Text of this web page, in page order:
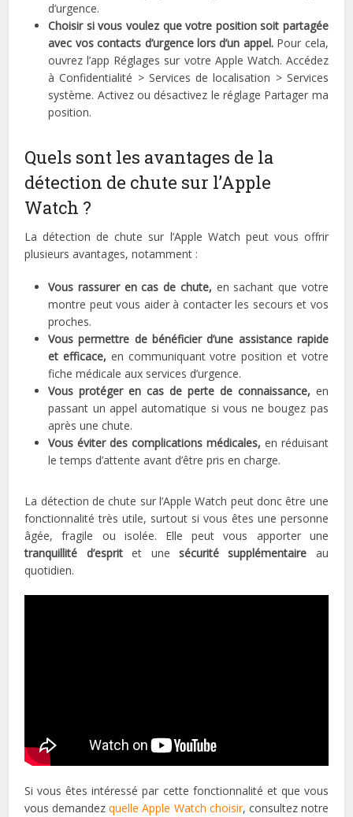
d’urgence.
Choisir si vous voulez que votre position soit partagée
avec vos contacts d’urgence lors d’un appel.Pour cela,
ouvrez l’app Réglages sur votre Apple Watch. Accédez
à Confidentialité > Services de localisation > Services
système. Activez ou désactivez le réglage Partager ma
position.
Quels sont les avantages de la
détection de chute sur l’Apple
Watch ?
La détection de chute sur l’Apple Watch peut vous offrir
plusieurs avantages, notamment :
Vous rassurer en cas de chute, en sachant que votre
montre peut vous aider à contacter les secours et vos
proches.
Vous permettre de bénéficier d’une assistance rapide
et efficace, en communiquant votre position et votre
fiche médicale aux services d’urgence.
Vous protéger en cas de perte de connaissance, en
passant un appel automatique si vous ne bougez pas
après une chute.
Vous éviter des complications médicales, en réduisant
le temps d’attente avant d’être pris en charge.
La détection de chute sur l’Apple Watch peut donc être une
fonctionnalité très utile, surtout si vous êtes une personne
âgée, fragile ou isolée. Elle peut vous apporter une
tranquillité d’espritet une sécurité supplémentaire au
quotidien.
Si vous êtes intéressé par cette fonctionnalité et que vous
vous demandezquelle Apple Watch choisir, consultez notre